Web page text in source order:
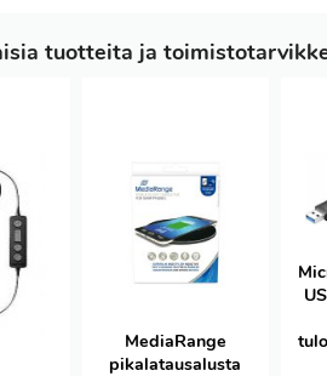
tuotteita ja
MediaRange
pikalatausalusta